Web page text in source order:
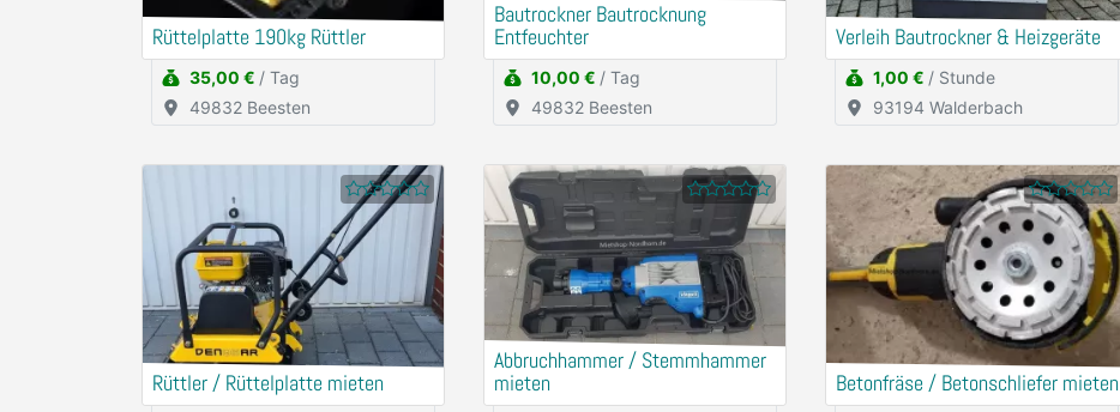
Rüttelplatte 190kg Rüttler
35,00 € / Tag
49832 Beesten
Bautrockner Bautrocknung
Entfeuchter
10,00 € / Tag
49832 Beesten
Verleih Bautrockner & Heizgeräte
1,00 € / Stunde
93194 Walderbach
Rüttler / Rüttelplatte mieten
Abbruchhammer / Stemmhammer
mieten
Betonfräse / Betonschliefer mieten